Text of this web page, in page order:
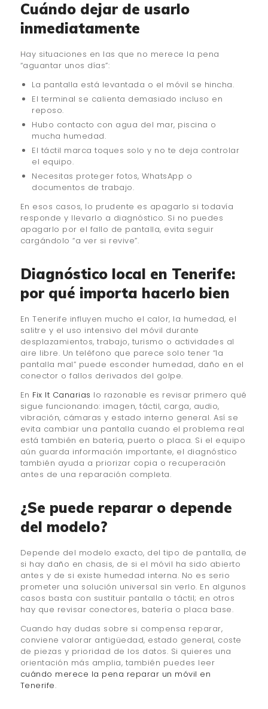
Cuándo dejar de usarlo
inmediatamente
Hay situaciones en las que no merece la pena
“aguantar unos días”:
La pantalla está levantada o el móvil se hincha.
El terminal se calienta demasiado incluso en
reposo.
Hubo contacto con agua del mar, piscina o
mucha humedad.
El táctil marca toques solo y no te deja controlar
el equipo.
Necesitas proteger fotos, WhatsApp o
documentos de trabajo.
En esos casos, lo prudente es apagarlo si todavía
responde y llevarlo a diagnóstico. Si no puedes
apagarlo por el fallo de pantalla, evita seguir
cargándolo “a ver si revive”.
Diagnóstico local en Tenerife:
por qué importa hacerlo bien
En Tenerife influyen mucho el calor, la humedad, el
salitre y el uso intensivo del móvil durante
desplazamientos, trabajo, turismo o actividades al
aire libre. Un teléfono que parece solo tener “la
pantalla mal” puede esconder humedad, daño en el
conector o fallos derivados del golpe.
En Fix It Canarias lo razonable es revisar primero qué
sigue funcionando: imagen, táctil, carga, audio,
vibración, cámaras y estado interno general. Así se
evita cambiar una pantalla cuando el problema real
está también en batería, puerto o placa. Si el equipo
aún guarda información importante, el diagnóstico
también ayuda a priorizar copia o recuperación
antes de una reparación completa.
¿Se puede reparar o depende
del modelo?
Depende del modelo exacto, del tipo de pantalla, de
si hay daño en chasis, de si el móvil ha sido abierto
antes y de si existe humedad interna. No es serio
prometer una solución universal sin verlo. En algunos
casos basta con sustituir pantalla o táctil; en otros
hay que revisar conectores, batería o placa base.
Cuando hay dudas sobre si compensa reparar,
conviene valorar antigüedad, estado general, coste
de piezas y prioridad de los datos. Si quieres una
orientación más amplia, también puedes leer
cuándo merece la pena reparar un móvil en
Tenerife.